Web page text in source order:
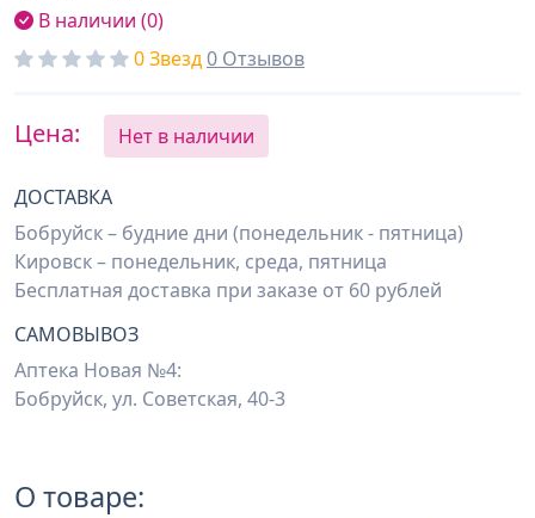
В наличии (0)
0 Звезд0 Отзывов
Цена: Нет в наличии
ДОСТАВКА
Бобруйск – будние дни (понедельник - пятница)
Кировск – понедельник, среда, пятница
Бесплатная доставка при заказе от 60 рублей
САМОВЫВОЗ
Аптека Новая №4:
Бобруйск, ул. Советская, 40-3
О товаре: